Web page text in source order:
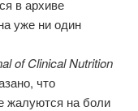
в архиве
уже ни один
of Clinical Nutrition
что
жалуются на боли